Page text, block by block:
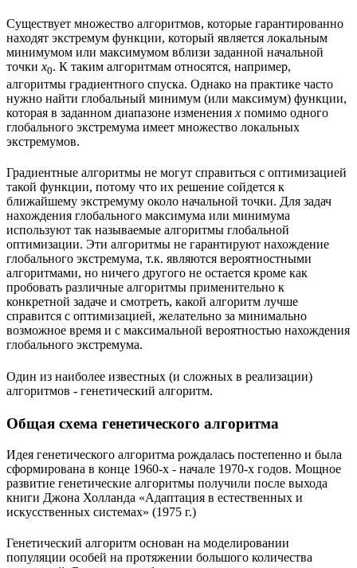
Существует множество алгоритмов, которые гарантированно
находят экстремум функции, который является локальным
минимумом или максимумом вблизи заданной начальной
точки x0. К таким алгоритмам относятся, например,
алгоритмы градиентного спуска. Однако на практике часто
нужно найти глобальный минимум (или максимум) функции,
которая в заданном диапазоне изменения x помимо одного
глобального экстремума имеет множество локальных
экстремумов.
Градиентные алгоритмы не могут справиться с оптимизацией
такой функции, потому что их решение сойдется к
ближайшему экстремуму около начальной точки. Для задач
нахождения глобального максимума или минимума
используют так называемые алгоритмы глобальной
оптимизации. Эти алгоритмы не гарантируют нахождение
глобального экстремума, т.к. являются вероятностными
алгоритмами, но ничего другого не остается кроме как
пробовать различные алгоритмы применительно к
конкретной задаче и смотреть, какой алгоритм лучше
справится с оптимизацией, желательно за минимально
возможное время и с максимальной вероятностью нахождения
глобального экстремума.
Один из наиболее известных (и сложных в реализации)
алгоритмов - генетический алгоритм.
Общая схема генетического алгоритма
Идея генетического алгоритма рождалась постепенно и была
сформирована в конце 1960-х - начале 1970-х годов. Мощное
развитие генетические алгоритмы получили после выхода
книги Джона Холланда «Адаптация в естественных и
искусственных системах» (1975 г.)
Генетический алгоритм основан на моделировании
популяции особей на протяжении большого количества